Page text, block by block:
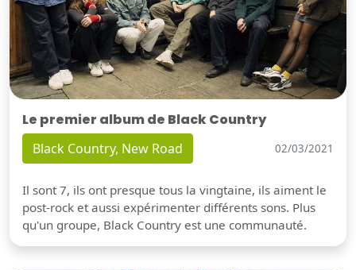
Le premier album de Black Country
Black Country, New Road 02/03/2021
Il sont 7, ils ont presque tous la vingtaine, ils aiment le
post-rock et aussi expérimenter différents sons. Plus
qu'un groupe, Black Country est une communauté.